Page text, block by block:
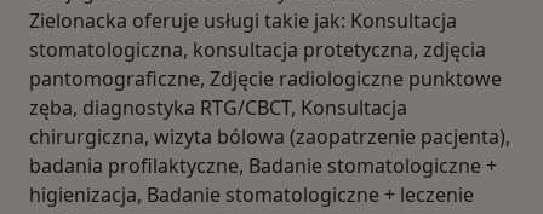
Zielonacka oferuje usługi takie jak: Konsultacja
stomatologiczna, konsultacja protetyczna, zdjęcia
pantomograficzne, Zdjęcie radiologiczne punktowe
zęba, diagnostyka RTG/CBCT, Konsultacja
chirurgiczna, wizyta bólowa (zaopatrzenie pacjenta),
badania profilaktyczne, Badanie stomatologiczne +
higienizacja, Badanie stomatologiczne + leczenie